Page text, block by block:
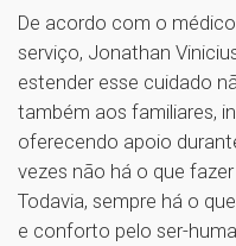
De acordo com o
serviço, Jonathan
estender esse cuidado
também aos familiares,
oferecendo apoio
vezes não há o que
Todavia, sempre há o
e conforto pelo ser-